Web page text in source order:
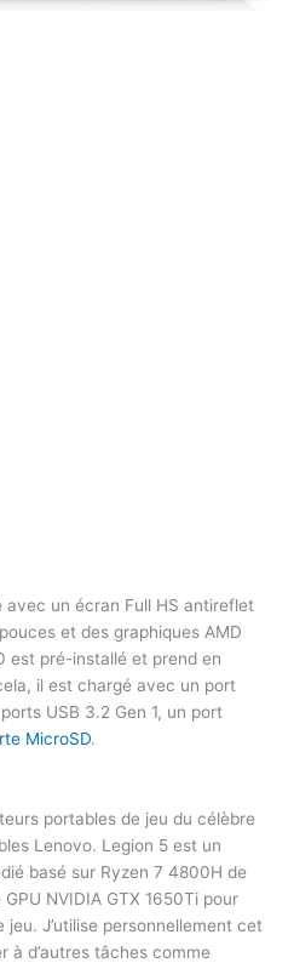
avec un écran Full HS antireflet
et des graphiques AMD
est pré-installé et prend en
il est chargé avec un port
USB 3.2 Gen 1, un port
MicroSD.
portables de jeu du célèbre
Lenovo. Legion 5 est un
basé sur Ryzen 7 4800H de
NVIDIA GTX 1650Ti pour
J’utilise personnellement cet
à d’autres tâches comme